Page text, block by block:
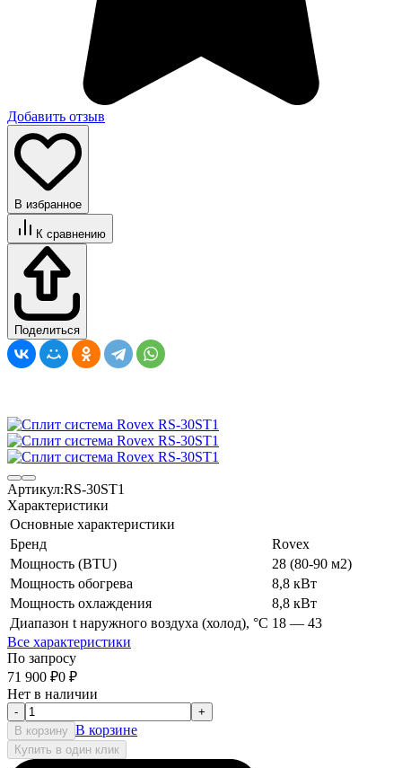
Добавить отзыв
В избранное
К сравнению
Поделиться
Артикул:RS-30ST1
Характеристики
Основные характеристики
Бренд
Rovex
Мощность (BTU)
28 (80-90 м2)
Мощность обогрева
8,8 кВт
Мощность охлаждения
8,8 кВт
Диапазон t наружного воздуха (холод), °C 18 — 43
Все характеристики
По запросу
71 900 ₽0 ₽
Нет в наличии
-
+
В корзину В корзине
Купить в один клик